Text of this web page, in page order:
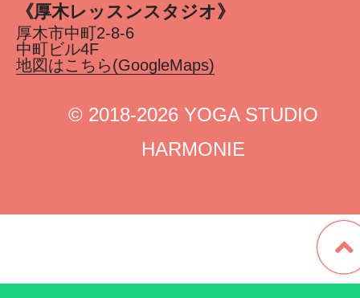
《厚木レッスンスタジオ》
厚木市中町2-8-6
中町ビル4F
地図はこちら(GoogleMaps)
©︎ 2018-2026 YOGA STUDIO
HARMONIE